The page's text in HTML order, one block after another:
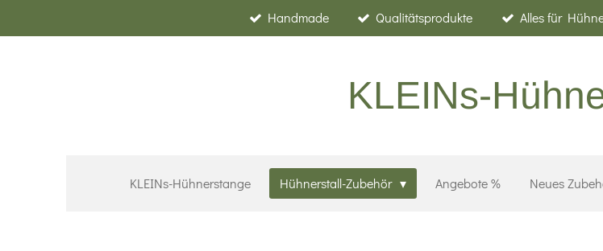
Hauptinhalt
Handmade Qualitätsprodukte Alles für
KLEINs-
KLEINs-Hühnerstange Hühnerstall-Zubehör Angebote % Neues